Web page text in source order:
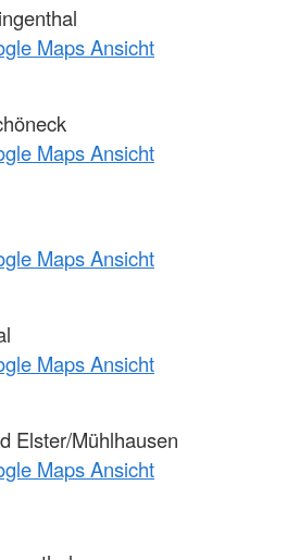
Maps Ansicht
Maps Ansicht
Maps Ansicht
Maps Ansicht
Elster/Mühlhausen
Maps Ansicht